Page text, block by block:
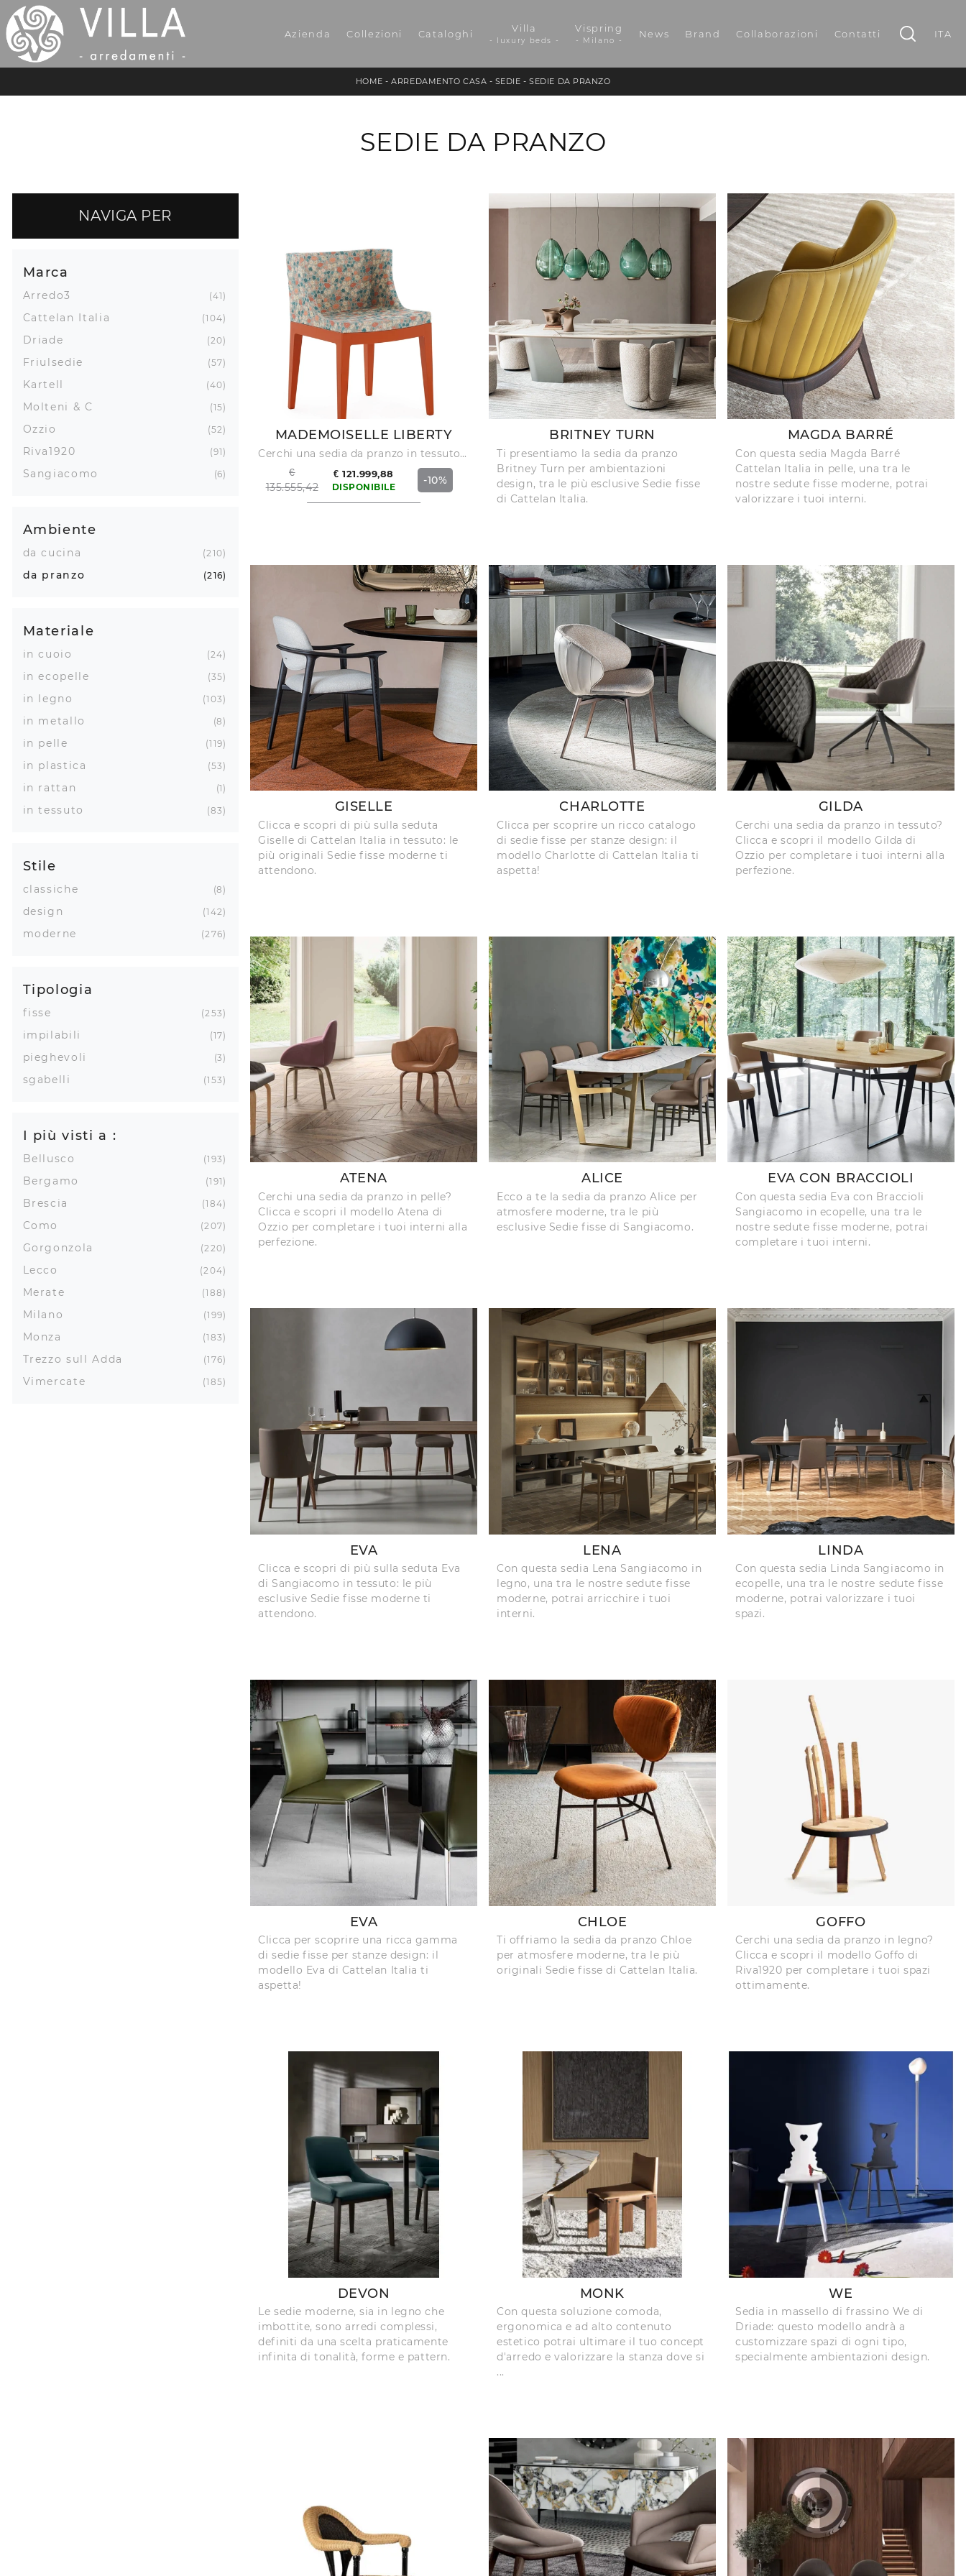
Azienda Collezioni Cataloghi Villa
- luxury beds -
Vispring
- Milano -
News Brand Collaborazioni Contatti ITA
HOME -ARREDAMENTO CASA - SEDIE -SEDIE DA PRANZO
SEDIE DA PRANZO
NAVIGA PER
Marca
Arredo3 41
Cattelan Italia 104
Driade 20
Friulsedie 57
Kartell 40
Molteni & C 15
Ozzio 52
Riva1920 91
Sangiacomo 6
Ambiente
da cucina 210
da pranzo 216
Materiale
in cuoio 24
in ecopelle 35
in legno 103
in metallo 8
in pelle 119
in plastica 53
in rattan 1
in tessuto 83
Stile
classiche 8
design 142
moderne 276
Tipologia
fisse 253
impilabili 17
pieghevoli 3
sgabelli 153
I più visti a :
Bellusco 193
Bergamo 191
Brescia 184
Como 207
Gorgonzola 220
Lecco 204
Merate 188
Milano 199
Monza 183
Trezzo sull Adda 176
Vimercate 185
MADEMOISELLE LIBERTY
Cerchi una sedia da pranzo in tessuto? Clicca e scopri il modello Mademoiselle Liberty di Kartell per completare i tuoi locali alla perfezione.
€
135.555,42
€ 121.999,88
DISPONIBILE
-10%
BRITNEY TURN
Ti presentiamo la sedia da pranzo
Britney Turn per ambientazioni
design, tra le più esclusive Sedie fisse
di Cattelan Italia.
MAGDA BARRÉ
Con questa sedia Magda Barré
Cattelan Italia in pelle, una tra le
nostre sedute fisse moderne, potrai
valorizzare i tuoi interni.
GISELLE
Clicca e scopri di più sulla seduta
Giselle di Cattelan Italia in tessuto: le
più originali Sedie fisse moderne ti
attendono.
CHARLOTTE
Clicca per scoprire un ricco catalogo
di sedie fisse per stanze design: il
modello Charlotte di Cattelan Italia ti
aspetta!
GILDA
Cerchi una sedia da pranzo in tessuto?
Clicca e scopri il modello Gilda di
Ozzio per completare i tuoi interni alla
perfezione.
ATENA
Cerchi una sedia da pranzo in pelle?
Clicca e scopri il modello Atena di
Ozzio per completare i tuoi interni alla
perfezione.
ALICE
Ecco a te la sedia da pranzo Alice per
atmosfere moderne, tra le più
esclusive Sedie fisse di Sangiacomo.
EVA CON BRACCIOLI
Con questa sedia Eva con Braccioli
Sangiacomo in ecopelle, una tra le
nostre sedute fisse moderne, potrai
completare i tuoi interni.
EVA
Clicca e scopri di più sulla seduta Eva
di Sangiacomo in tessuto: le più
esclusive Sedie fisse moderne ti
attendono.
LENA
Con questa sedia Lena Sangiacomo in
legno, una tra le nostre sedute fisse
moderne, potrai arricchire i tuoi
interni.
LINDA
Con questa sedia Linda Sangiacomo in
ecopelle, una tra le nostre sedute fisse
moderne, potrai valorizzare i tuoi
spazi.
EVA
Clicca per scoprire una ricca gamma
di sedie fisse per stanze design: il
modello Eva di Cattelan Italia ti
aspetta!
CHLOE
Ti offriamo la sedia da pranzo Chloe
per atmosfere moderne, tra le più
originali Sedie fisse di Cattelan Italia.
GOFFO
Cerchi una sedia da pranzo in legno?
Clicca e scopri il modello Goffo di
Riva1920 per completare i tuoi spazi
ottimamente.
DEVON
Le sedie moderne, sia in legno che
imbottite, sono arredi complessi,
definiti da una scelta praticamente
infinita di tonalità, forme e pattern.
MONK
Con questa soluzione comoda,
ergonomica e ad alto contenuto
estetico potrai ultimare il tuo concept
d'arredo e valorizzare la stanza dove si
...
WE
Sedia in massello di frassino We di
Driade: questo modello andrà a
customizzare spazi di ogni tipo,
specialmente ambientazioni design.